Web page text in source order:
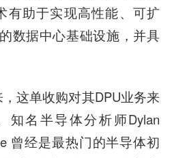
有助于实现高性能、可扩
数据中心基础设施，并具
这单收购对其DPU业务来
知名半导体分析师Dylan
曾经是最热门的半导体初